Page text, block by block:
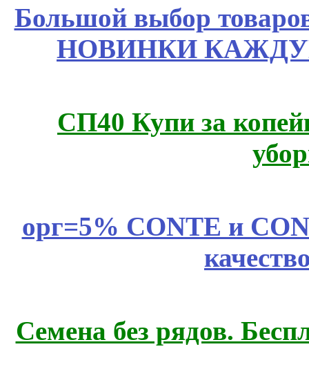
Большой выбор
НОВИНКИ
СП40 Купи за
орг=5% CONTE и
Семена без рядов.